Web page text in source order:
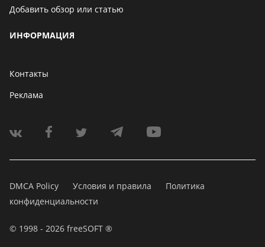
Добавить обзор или статью
ИНФОРМАЦИЯ
Контакты
Реклама
DMCA Policy Условия и правила
Политика
конфиденциальности
© 1998 - 2026 freeSOFT ®